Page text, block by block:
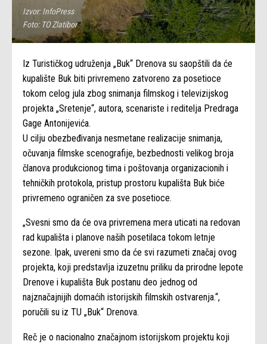
Izvor:InfoPress
Foto: TO Zlatibor
Iz Turističkog udruženja „Buk“ Drenova su saopštili da će
kupalište Buk biti privremeno zatvoreno za posetioce
tokom celog jula zbog snimanja filmskog i televizijskog
projekta „Sretenje“, autora, scenariste i reditelja Predraga
Gage Antonijevića.
U cilju obezbeđivanja nesmetane realizacije snimanja,
očuvanja filmske scenografije, bezbednosti velikog broja
članova produkcionog tima i poštovanja organizacionih i
tehničkih protokola, pristup prostoru kupališta Buk biće
privremeno ograničen za sve posetioce.
„Svesni smo da će ova privremena mera uticati na redovan
rad kupališta i planove naših posetilaca tokom letnje
sezone. Ipak, uvereni smo da će svi razumeti značaj ovog
projekta, koji predstavlja izuzetnu priliku da prirodne lepote
Drenove i kupališta Buk postanu deo jednog od
najznačajnijih domaćih istorijskih filmskih ostvarenja.“,
poručili su iz TU „Buk“ Drenova.
Reč je o nacionalno značajnom istorijskom projektu koji